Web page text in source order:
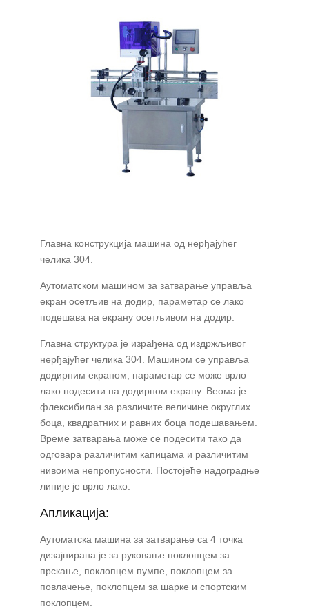
Главна конструкција машина од нерђајућег
челика 304.
Аутоматском машином за затварање управља
екран осетљив на додир, параметар се лако
подешава на екрану осетљивом на додир.
Главна структура је израђена од издржљивог
нерђајућег челика 304. Машином се управља
додирним екраном; параметар се може врло
лако подесити на додирном екрану. Веома је
флексибилан за различите величине округлих
боца, квадратних и равних боца подешавањем.
Време затварања може се подесити тако да
одговара различитим капицама и различитим
нивоима непропусности. Постојеће надоградње
линије је врло лако.
Апликација:
Аутоматска машина за затварање са 4 точка
дизајнирана је за руковање поклопцем за
прскање, поклопцем пумпе, поклопцем за
повлачење, поклопцем за шарке и спортским
поклопцем.